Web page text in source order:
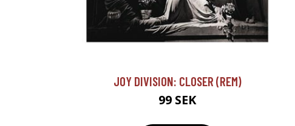
JOY DIVISION: CLOSER (REM)
99 SEK